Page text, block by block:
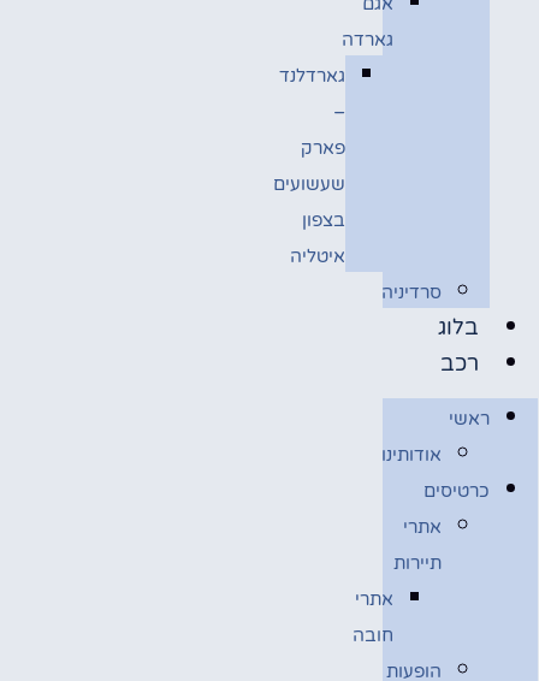
גארדה
גארדלנד
–
פארק
שעשועים
בצפון
איטליה
סרדיניה
בלוג
רכב
ראשי
אודותינו
כרטיסים
אתרי
תיירות
אתרי
חובה
הופעות